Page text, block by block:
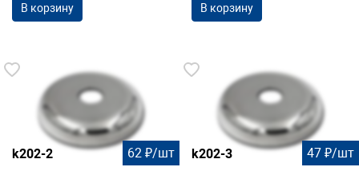
В корзину В корзину
k202-2 62 ₽/шт k202-3 47 ₽/шт